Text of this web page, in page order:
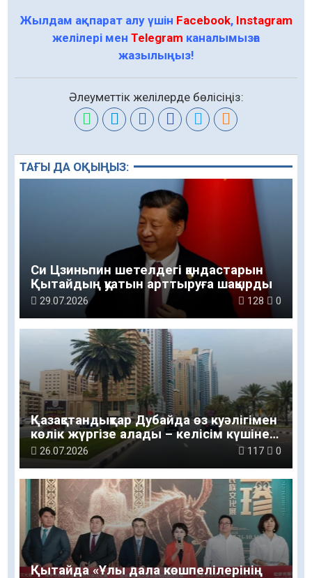
Жылдам ақпарат алу үшін Facebook, Instagram
желілері мен Telegram каналымызға
жазылыңыз!
Әлеуметтік желілерде бөлісіңіз:
ТАҒЫ ДА ОҚЫҢЫЗ:
Си Цзиньпин шетелдегі қандастарын
Қытайдың қуатын арттыруға шақырды
29.07.2026 128 0
Қазақстандықтар Дубайда өз куәлігімен
көлік жүргізе алады – келісім күшіне
енді
26.07.2026 117 0
Қытайда «Ұлы дала көшпелілерінің